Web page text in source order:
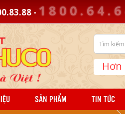
- 1 8 0 0 . 6 4 . 6
Hơn
SẢN PHẨM TIN TỨC